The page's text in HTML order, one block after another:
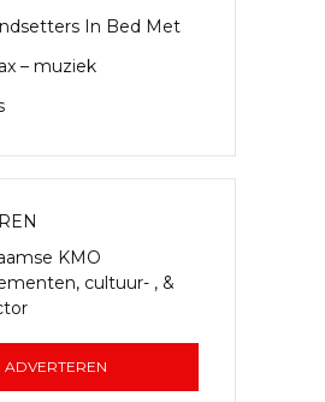
In Bed Met
– muziek
KMO
cultuur- , &
ADVERTEREN